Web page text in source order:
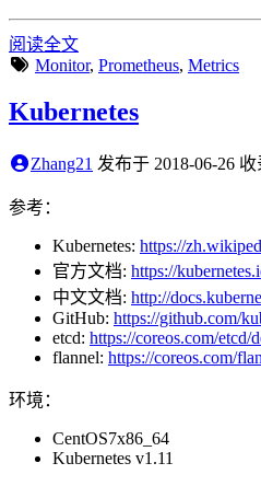
阅读全文
Monitor, Prometheus, Metrics
Kubernetes
Zhang21 发布于 2018-06-26 收
参考：
Kubernetes: https://
官方文档: https://
中文文档: http://
GitHub: https://github.com/
etcd: https://coreos.com/etcd/
flannel: https://coreos.com/
环境：
CentOS7x86_64
Kubernetes v1.11